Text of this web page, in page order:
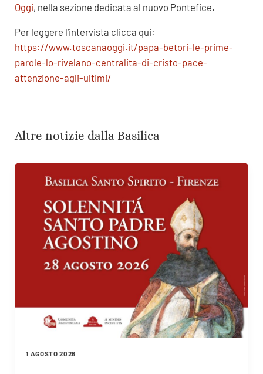
Oggi, nella sezione dedicata al nuovo Pontefice.
Per leggere l’intervista clicca qui:
https://www.toscanaoggi.it/papa-betori-le-prime-
parole-lo-rivelano-centralita-di-cristo-pace-
attenzione-agli-ultimi/
Altre notizie dalla Basilica
1 AGOSTO 2026